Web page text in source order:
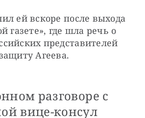
ей вскоре после выхода
газете», где шла речь о
представителей
Агеева.
разговоре с
вице-консул